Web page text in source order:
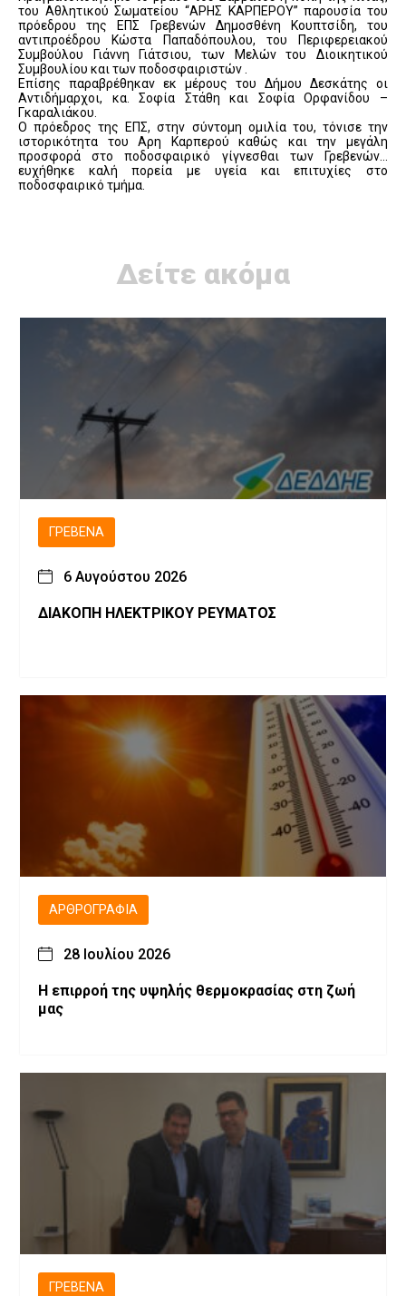
του Αθλητικού Σωματείου “ΑΡΗΣ ΚΑΡΠΕΡΟΥ” παρουσία του
πρόεδρου της ΕΠΣ Γρεβενών Δημοσθένη Κουπτσίδη, του
αντιπροέδρου Κώστα Παπαδόπουλου, του Περιφερειακού
Συμβούλου Γιάννη Γιάτσιου, των Μελών του Διοικητικού
Συμβουλίου και των ποδοσφαιριστών .
Επίσης παραβρέθηκαν εκ μέρους του Δήμου Δεσκάτης οι
Αντιδήμαρχοι, κα. Σοφία Στάθη και Σοφία Ορφανίδου –
Γκαραλιάκου.
Ο πρόεδρος της ΕΠΣ, στην σύντομη ομιλία του, τόνισε την
ιστορικότητα του Αρη Καρπερού καθώς και την μεγάλη
προσφορά στο ποδοσφαιρικό γίγνεσθαι των Γρεβενών…
ευχήθηκε καλή πορεία με υγεία και επιτυχίες στο
ποδοσφαιρικό τμήμα.
Δείτε ακόμα
ΓΡΕΒΕΝΆ
6 Αυγούστου 2026
ΔΙΑΚΟΠΗ ΗΛΕΚΤΡΙΚΟΥ ΡΕΥΜΑΤΟΣ
ΑΡΘΡΟΓΡΑΦΊΑ
28 Ιουλίου 2026
Η επιρροή της υψηλής θερμοκρασίας στη ζωή
μας
ΓΡΕΒΕΝΆ